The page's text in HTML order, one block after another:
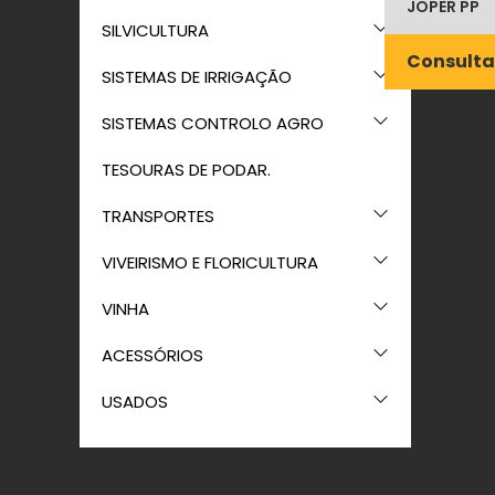
SILVICULTURA
SISTEMAS DE IRRIGAÇÃO
SISTEMAS CONTROLO AGRO
TESOURAS DE PODAR.
TRANSPORTES
VIVEIRISMO E FLORICULTURA
VINHA
ACESSÓRIOS
USADOS
JOPER PP